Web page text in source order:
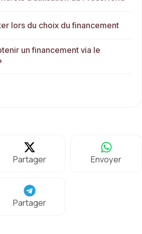
lors du choix du financement
un financement via le
Partager Envoyer
Partager